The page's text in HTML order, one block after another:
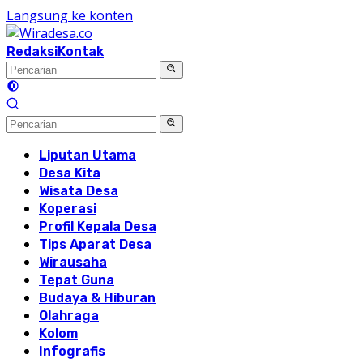
Langsung ke konten
RedaksiKontak
Liputan Utama
Desa Kita
Wisata Desa
Koperasi
Profil Kepala Desa
Tips Aparat Desa
Wirausaha
Tepat Guna
Budaya & Hiburan
Olahraga
Kolom
Infografis